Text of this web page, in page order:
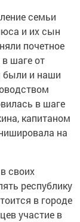
семьи
и их сын
почетное
шаге от
были и наши
в шаге
капитаном
на
своих
республику
в городе
участие в